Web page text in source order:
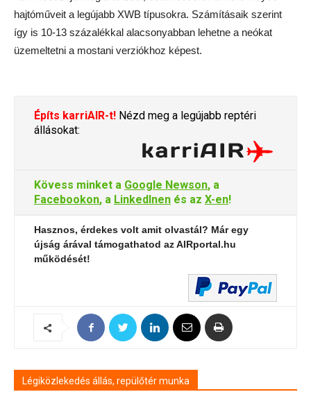
hajtóműveit a legújabb XWB típusokra. Számításaik szerint
így is 10-13 százalékkal alacsonyabban lehetne a neókat
üzemeltetni a mostani verziókhoz képest.
Építs karriAIR-t! Nézd meg a legújabb reptéri
állásokat:
Kövess minket a Google Newson, a
Facebookon, a LinkedInen és az X-en!
Hasznos, érdekes volt amit olvastál? Már egy
újság árával támogathatod az AIRportal.hu
működését!
Légiközlekedés állás, repülőtér munka